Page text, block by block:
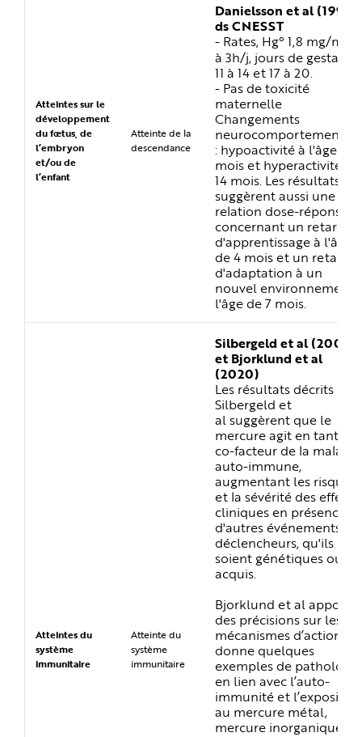
Atteintes sur le
développement
du fœtus, de
l’embryon
et/ou de
l’enfant
Atteinte de la
descendance
Danielsson et al (1993)
ds CNESST
- Rates, Hg° 1,8 mg/m
à 3h/j, jours de gestation
11 à 14 et 17 à 20.
- Pas de toxicité
maternelle
Changements
: hypoactivité à l'âge de
mois et hyperactivité à
14 mois. Les résultats
suggèrent aussi une
relation dose-réponse
concernant un retard
d'apprentissage à l'âge
de 4 mois et un retard
d'adaptation à un
nouvel environnement
l'âge de 7 mois.
Atteintes du
système
immunitaire
Atteinte du
système
immunitaire
Silbergeld et al (2005)
et Bjorklund et al
(2020)
Les résultats décrits par
Silbergeld et
al suggèrent que le
mercure agit en tant
co-facteur de la maladie
auto-immune,
augmentant les risques
et la sévérité des effets
cliniques en présence
d'autres événements
déclencheurs, qu'ils
soient génétiques ou
acquis.
Bjorklund et al apporte
des précisions sur les
mécanismes d’action et
donne quelques
exemples de
en lien avec l’auto-
immunité et l’exposition
au mercure métal,
mercure inorganique et